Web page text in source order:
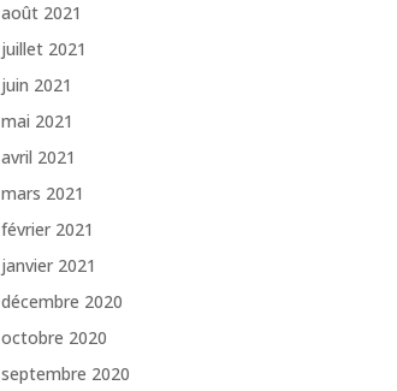
août 2021
juillet 2021
juin 2021
mai 2021
avril 2021
mars 2021
février 2021
janvier 2021
décembre 2020
octobre 2020
septembre 2020